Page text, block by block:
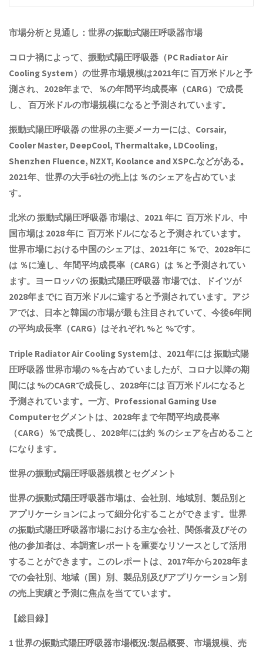
市場分析と見通し：世界の振動式陽圧呼吸器市場
コロナ禍によって、振動式陽圧呼吸器 （PC Radiator Air
Cooling System）の世界市場規模は2021年に 百万米ドルと予
測され、2028年まで、％の年間平均成長率（CARG）で成長
し、 百万米ドルの市場規模になると予測されています。
振動式陽圧呼吸器の世界の主要メーカーには、Corsair,
Cooler Master, DeepCool, Thermaltake, LDCooling,
Shenzhen Fluence, NZXT, Koolance and XSPC.などがある。
2021年、世界の大手6社の売上は ％のシェアを占めていま
す。
北米の振動式陽圧呼吸器市場は、2021 年に 百万米ドル、中
国市場は 2028 年に 百万米ドルになると予測されています。
世界市場における中国のシェアは、2021年に ％で、2028年に
は ％に達し、年間平均成長率（CARG）は ％と予測されてい
ます。ヨーロッパの振動式陽圧呼吸器市場では、ドイツが
2028年までに 百万米ドルに達すると予測されています。アジ
アでは、日本と韓国の市場が最も注目されていて、今後6年間
の平均成長率（CARG）はそれぞれ %と %です。
Triple Radiator Air Cooling Systemは、2021年には振動式陽
圧呼吸器世界市場の %を占めていましたが、コロナ以降の期
間には %のCAGRで成長し、2028年には 百万米ドルになると
予測されています。一方、Professional Gaming Use
Computerセグメントは、2028年まで年間平均成長率
（CARG）％で成長し、2028年には約 ％のシェアを占めること
になります。
世界の振動式陽圧呼吸器規模とセグメント
世界の振動式陽圧呼吸器市場は、会社別、地域別、製品別と
アプリケーションによって細分化することができます。世界
の振動式陽圧呼吸器市場における主な会社、関係者及びその
他の参加者は、本調査レポートを重要なリソースとして活用
することができます。このレポートは、2017年から2028年ま
での会社別、地域（国）別、製品別及びアプリケーション別
の売上実績と予測に焦点を当てています。
【総目録】
1 世界の振動式陽圧呼吸器市場概況:製品概要、市場規模、売